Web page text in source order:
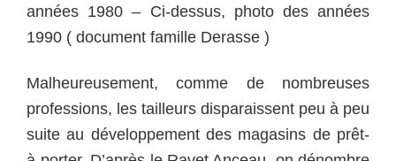
années 1980 – Ci-dessus, photo des années
1990 ( document famille Derasse )
Malheureusement, comme de nombreuses
professions, les tailleurs disparaissent peu à peu
suite au développement des magasins de prêt-